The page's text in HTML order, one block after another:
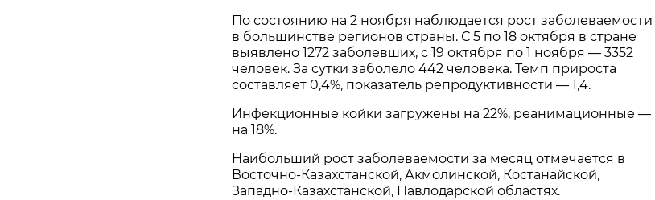
По состоянию на 2 ноября наблюдается рост заболеваемости
в большинстве регионов страны. С 5 по 18 октября в стране
выявлено 1272 заболевших, с 19 октября по 1 ноября — 3352
человек. За сутки заболело 442 человека. Темп прироста
составляет 0,4%, показатель репродуктивности — 1,4.
Инфекционные койки загружены на 22%, реанимационные —
на 18%.
Наибольший рост заболеваемости за месяц отмечается в
Восточно-Казахстанской, Акмолинской, Костанайской,
Западно-Казахстанской, Павлодарской областях.